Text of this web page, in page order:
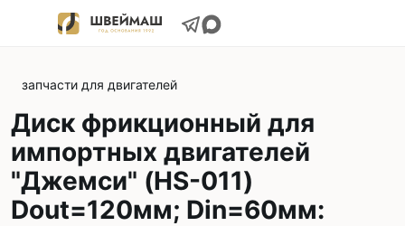
запчасти для двигателей
Диск фрикционный для
импортных двигателей
"Джемси" (HS-011)
Dout=120мм; Din=60мм: